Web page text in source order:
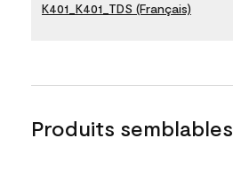
K401_K401_TDS (Français)
Produits semblables